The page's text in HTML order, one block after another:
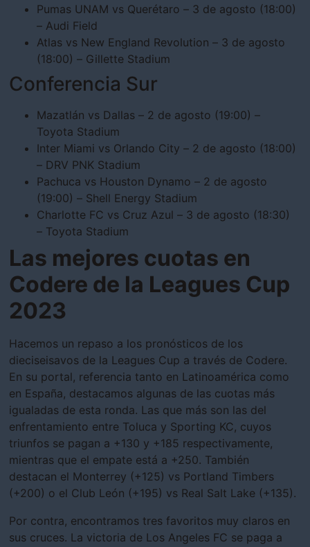
Pumas UNAM vs Querétaro – 3 de agosto (18:00)
– Audi Field
Atlas vs New England Revolution – 3 de agosto
(18:00) – Gillette Stadium
Conferencia Sur
Mazatlán vs Dallas – 2 de agosto (19:00) –
Toyota Stadium
Inter Miami vs Orlando City – 2 de agosto (18:00)
– DRV PNK Stadium
Pachuca vs Houston Dynamo – 2 de agosto
(19:00) – Shell Energy Stadium
Charlotte FC vs Cruz Azul – 3 de agosto (18:30)
– Toyota Stadium
Las mejores cuotas en
Codere de la Leagues Cup
2023
Hacemos un repaso a los pronósticos de los
dieciseisavos de la Leagues Cup a través de Codere.
En su portal, referencia tanto en Latinoamérica como
en España, destacamos algunas de las cuotas más
igualadas de esta ronda. Las que más son las del
enfrentamiento entre Toluca y Sporting KC, cuyos
triunfos se pagan a +130 y +185 respectivamente,
mientras que el empate está a +250. También
destacan el Monterrey (+125) vs Portland Timbers
(+200) o el Club León (+195) vs Real Salt Lake (+135).
Por contra, encontramos tres favoritos muy claros en
sus cruces. La victoria de Los Angeles FC se paga a